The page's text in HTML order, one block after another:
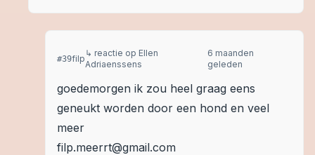
#39filp
↳ reactie op Ellen
Adriaenssens
6 maanden
geleden
goedemorgen ik zou heel graag eens
geneukt worden door een hond en veel
meer
filp.meerrt@gmail.com